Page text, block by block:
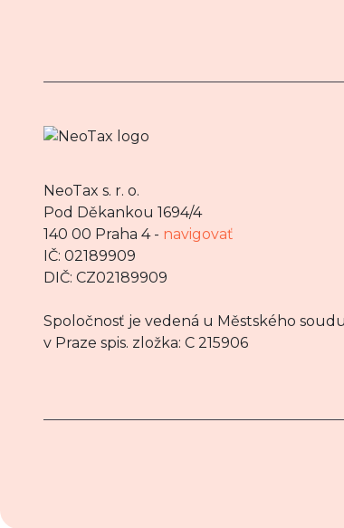
NeoTax s. r. o.
Pod Děkankou 1694/4
140 00 Praha 4 - navigovať
IČ: 02189909
DIČ: CZ02189909
Spoločnosť je vedená u Městského soudu
v Praze spis. zložka: C 215906